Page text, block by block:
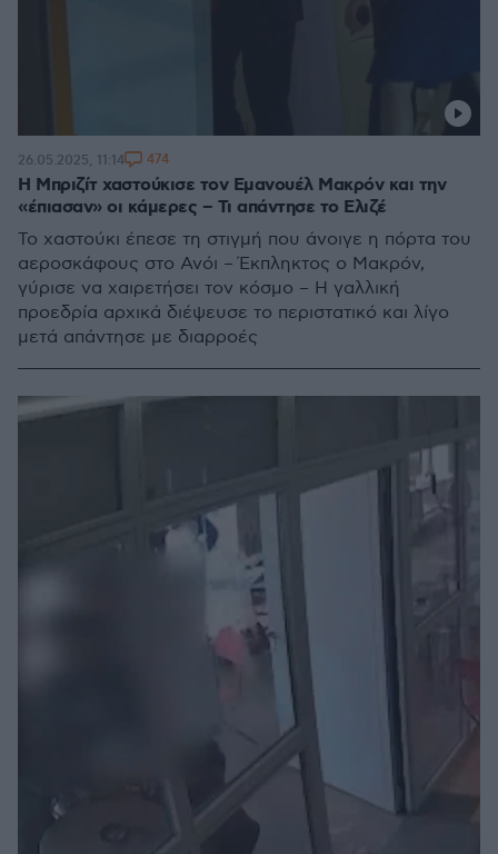
Η Μπριζίτ χαστούκισε τον Εμανουέλ Μακρόν και την
«έπιασαν» οι κάμερες – Τι απάντησε το Ελιζέ
Το χαστούκι έπεσε τη στιγμή που άνοιγε η πόρτα του
αεροσκάφους στο Ανόι – Έκπληκτος ο Μακρόν,
γύρισε να χαιρετήσει τον κόσμο – Η γαλλική
προεδρία αρχικά διέψευσε το περιστατικό και λίγο
μετά απάντησε με διαρροές
26.05.2025, 11:14 474